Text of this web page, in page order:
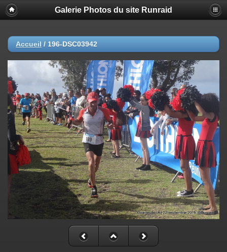
Galerie Photos du site Runraid
Accueil / 196-DSC03942